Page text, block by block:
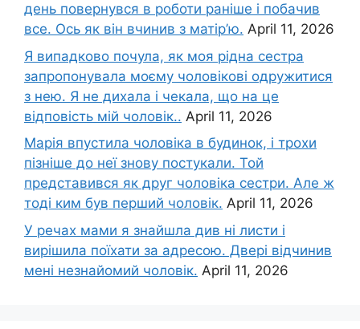
день повернувся в роботи раніше і побачив
все. Ось як він вчинив з матір’ю. April 11, 2026
Я випадково почула, як моя рідна сестра
запропонувала моєму чоловікові одружитися
з нею. Я не дихала і чекала, що на це
відповість мій чоловік.. April 11, 2026
Марія впустила чоловіка в будинок, і трохи
пізніше до неї знову постукали. Той
представився як друг чоловіка сестри. Але ж
тоді ким був перший чоловік. April 11, 2026
У речах мами я знайшла див ні листи і
вирішила поїхати за адресою. Двері відчинив
мені незнайомий чоловік. April 11, 2026